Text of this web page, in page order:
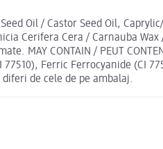
Oil / Castor Seed Oil,
Cerifera Cera / Carnauba
MAY CONTAIN / PEUT
Ferric Ferrocyanide (CI
de cele de pe ambalaj.